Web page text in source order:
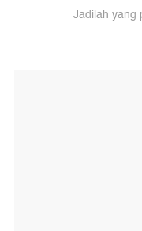
Jadilah yang